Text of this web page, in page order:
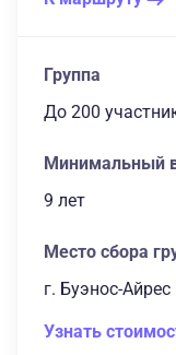
Группа
до 200
Минимальный
9 лет
Место сбора
г. Буэнос-Айрес
Узнать